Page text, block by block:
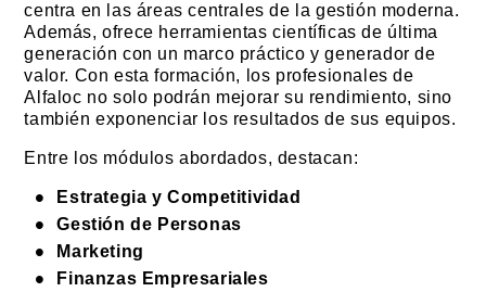
centra en las áreas centrales de la gestión moderna.
Además, ofrece herramientas científicas de última
generación con un marco práctico y generador de
valor. Con esta formación, los profesionales de
Alfaloc no solo podrán mejorar su rendimiento, sino
también exponenciar los resultados de sus equipos.
Entre los módulos abordados, destacan:
Estrategia y Competitividad
Gestión de Personas
Marketing
Finanzas Empresariales